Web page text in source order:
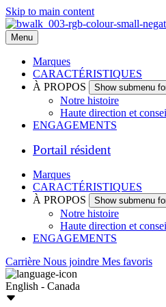
Skip to main content
Menu
Marques
CARACTÉRISTIQUES
À PROPOS
Show submenu
Notre histoire
Haute direction et
ENGAGEMENTS
Portail résident
Marques
CARACTÉRISTIQUES
À PROPOS
Show submenu
Notre histoire
Haute direction et
ENGAGEMENTS
Carrière Nous joindre Mes favoris
English - Canada